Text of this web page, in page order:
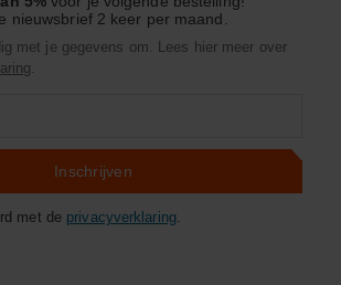
nieuwsbrief 2 keer per maand.
met je gegevens om. Lees hier meer over
.
Inschrijven
met de privacyverklaring.